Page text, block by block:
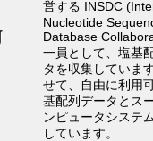
営する INSDC
Nucleotide
Database
一員として、塩基
タを収集していま
せて、自由に利用
基配列データとス
ンピュータシステ
しています。